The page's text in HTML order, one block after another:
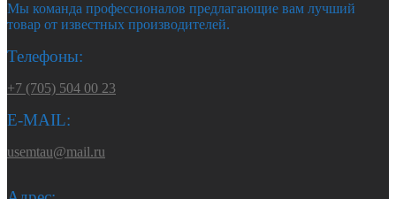
Мы команда профессионалов предлагающие вам лучший
товар от известных производителей.
Телефоны:
+7 (705) 504 00 23
E-MAIL:
usemtau@mail.ru